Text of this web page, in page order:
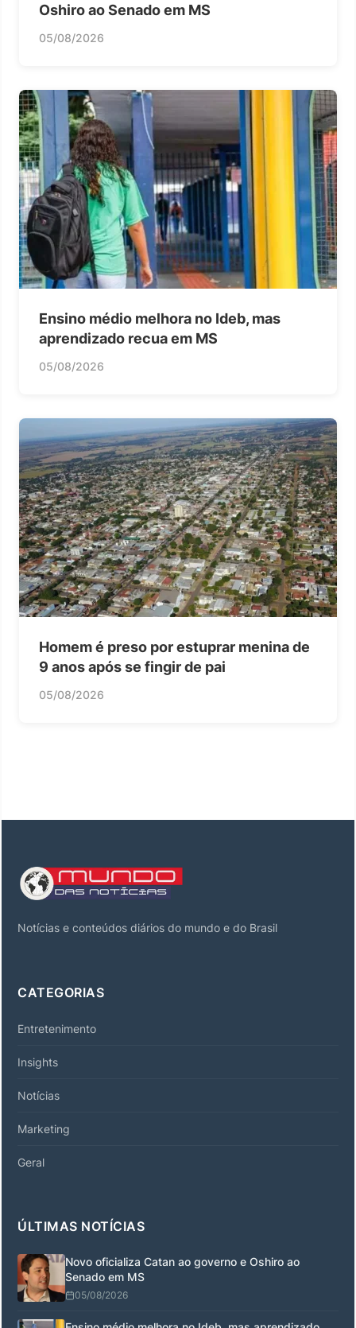
Oshiro ao Senado em MS
05/08/2026
Ensino médio melhora no Ideb, mas
aprendizado recua em MS
05/08/2026
Homem é preso por estuprar menina de
9 anos após se fingir de pai
05/08/2026
Notícias e conteúdos diários do mundo e do Brasil
CATEGORIAS
Entretenimento
Insights
Notícias
Marketing
Geral
ÚLTIMAS NOTÍCIAS
Novo oficializa Catan ao governo e Oshiro ao
Senado em MS
05/08/2026